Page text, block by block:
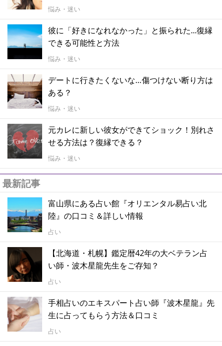
悩み・迷い
彼に「好きになれなかった」と振られた...復縁
できる可能性と方法
悩み・迷い
デートに行きたくないな…傷つけない断り方は
ある？
悩み・迷い
元カレに新しい彼女ができてショック！別れさ
せる方法は？復縁できる？
悩み・迷い
最新記事
富山県にある占い館『オリエンタル易占い北
陸』の口コミ＆詳しい情報
占い
【北海道・札幌】鑑定暦42年の大ベテラン占
い師・波木星龍先生をご存知？
占い
手相占いのエキスパート占い師『波木星龍』先
生に占ってもらう方法＆口コミ
占い